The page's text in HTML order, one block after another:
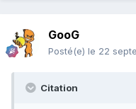
GooG
Posté(e) le 22
Citation